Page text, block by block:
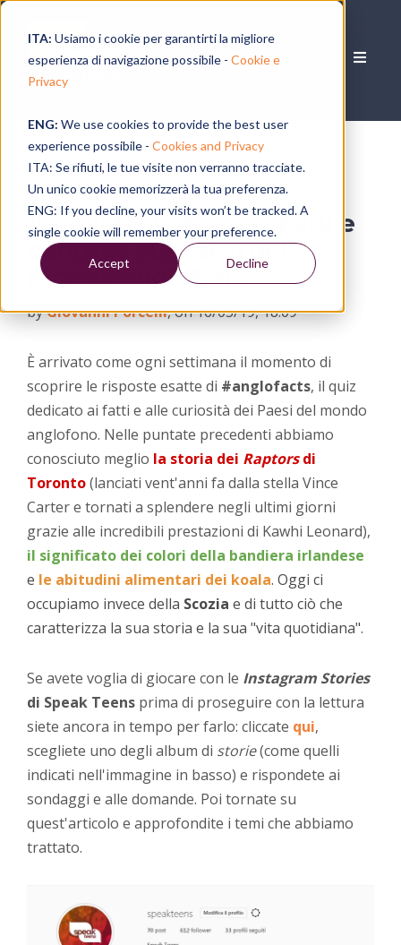
ITA: Usiamo i cookie per garantirti la migliore
esperienza di navigazione possibile - Cookie e
Privacy
ENG: We use cookies to provide the best user
experience possibile - Cookies and Privacy
ITA: Se rifiuti, le tue visite non verranno tracciate.
Un unico cookie memorizzerà la tua preferenza.
ENG: If you decline, your visits won’t be tracked. A
single cookie will remember your preference.
Accept Decline
#anglofacts Scozia - Fatti e
curiosità sui Paesi del
mondo anglofono
byGiovanni Porcelli, on 16/05/19, 18:09
È arrivato come ogni settimana il momento di
scoprire le risposte esatte di #anglofacts, il quiz
dedicato ai fatti e alle curiosità dei Paesi del mondo
anglofono. Nelle puntate precedenti abbiamo
conosciuto meglio la storia dei Raptorsdi
Toronto(lanciati vent'anni fa dalla stella Vince
Carter e tornati a splendere negli ultimi giorni
grazie alle incredibili prestazioni di Kawhi Leonard),
il significato dei colori della bandiera irlandese
e le abitudini alimentari dei koala. Oggi ci
occupiamo invece della Scozia e di tutto ciò che
caratterizza la sua storia e la sua "vita quotidiana".
Se avete voglia di giocare con le Instagram Stories
di Speak Teens prima di proseguire con la lettura
siete ancora in tempo per farlo: cliccate qui,
scegliete uno degli album di storie(come quelli
indicati nell'immagine in basso) e rispondete ai
sondaggi e alle domande. Poi tornate su
quest'articolo e approfondite i temi che abbiamo
trattato.